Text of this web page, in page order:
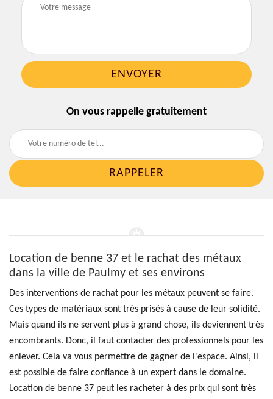
On vous rappelle gratuitement
Location de benne 37 et le rachat des métaux
dans la ville de Paulmy et ses environs
Des interventions de rachat pour les métaux peuvent se faire.
Ces types de matériaux sont très prisés à cause de leur solidité.
Mais quand ils ne servent plus à grand chose, ils deviennent très
encombrants. Donc, il faut contacter des professionnels pour les
enlever. Cela va vous permettre de gagner de l'espace. Ainsi, il
est possible de faire confiance à un expert dans le domaine.
Location de benne 37 peut les racheter à des prix qui sont très